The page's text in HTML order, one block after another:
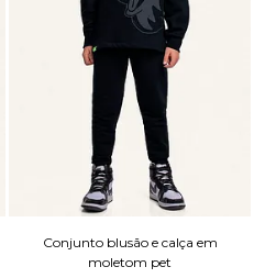
Conjunto blusão e calça em
moletom pet